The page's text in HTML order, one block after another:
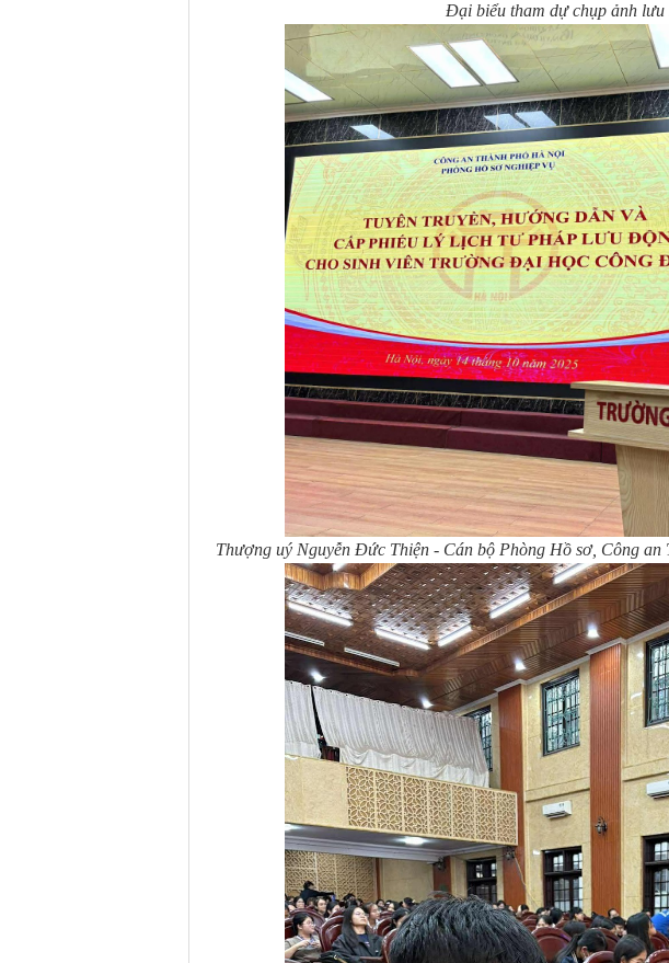
Đại biểu tham dự chụp ảnh lưu
Thượng uý Nguyễn Đức Thiện - Cán bộ Phòng Hồ sơ, Công